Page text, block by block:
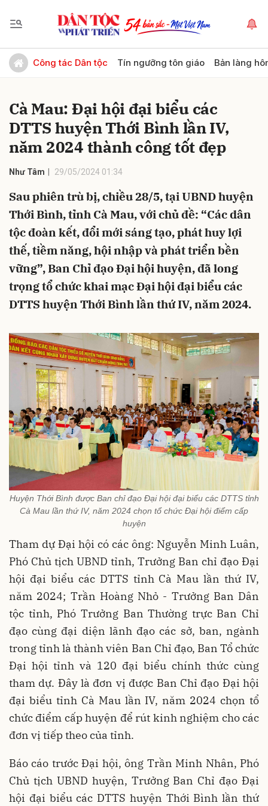
Công tác Dân tộc Tín ngưỡng tôn giáo Bản làng
Cà Mau: Đại hội đại biểu các
DTTS huyện Thới Bình lần IV,
năm 2024 thành công tốt đẹp
Như Tâm 29/05/2024 01:34
Sau phiên trù bị, chiều 28/5, tại UBND huyện
Thới Bình, tỉnh Cà Mau, với chủ đề: “Các dân
tộc đoàn kết, đổi mới sáng tạo, phát huy lợi
thế, tiềm năng, hội nhập và phát triển bền
vững”, Ban Chỉ đạo Đại hội huyện, đã long
trọng tổ chức khai mạc Đại hội đại biểu các
DTTS huyện Thới Bình lần thứ IV, năm 2024.
Huyện Thới Bình được Ban chỉ đạo Đại hội đại biểu các DTTS tỉnh
Cà Mau lần thứ IV, năm 2024 chọn tổ chức Đại hội điểm cấp
huyện
Tham dự Đại hội có các ông: Nguyễn Minh Luân,
Phó Chủ tịch UBND tỉnh, Trưởng Ban chỉ đạo Đại
hội đại biểu các DTTS tỉnh Cà Mau lần thứ IV,
năm 2024; Trần Hoàng Nhỏ - Trưởng Ban Dân
tộc tỉnh, Phó Trưởng Ban Thường trực Ban Chỉ
đạo cùng đại diện lãnh đạo các sở, ban, ngành
trong tỉnh là thành viên Ban Chỉ đạo, Ban Tổ chức
Đại hội tỉnh và 120 đại biểu chính thức cùng
tham dự. Đây là đơn vị được Ban Chỉ đạo Đại hội
đại biểu tỉnh Cà Mau lần IV, năm 2024 chọn tổ
chức điểm cấp huyện để rút kinh nghiệm cho các
đơn vị tiếp theo của tỉnh.
Báo cáo trước Đại hội, ông Trần Minh Nhân, Phó
Chủ tịch UBND huyện, Trưởng Ban Chỉ đạo Đại
hội đại biểu các DTTS huyện Thới Bình lần thứ
Gửi bình luận